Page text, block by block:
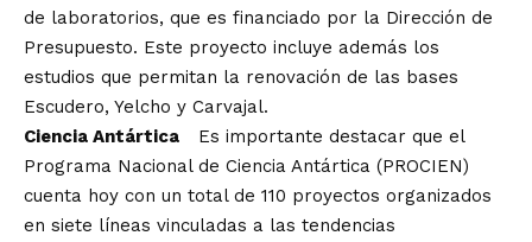
de laboratorios, que es financiado por la Dirección de
Presupuesto. Este proyecto incluye además los
estudios que permitan la renovación de las bases
Escudero, Yelcho y Carvajal.
Ciencia Antártica Es importante destacar que el
Programa Nacional de Ciencia Antártica (PROCIEN)
cuenta hoy con un total de 110 proyectos organizados
en siete líneas vinculadas a las tendencias